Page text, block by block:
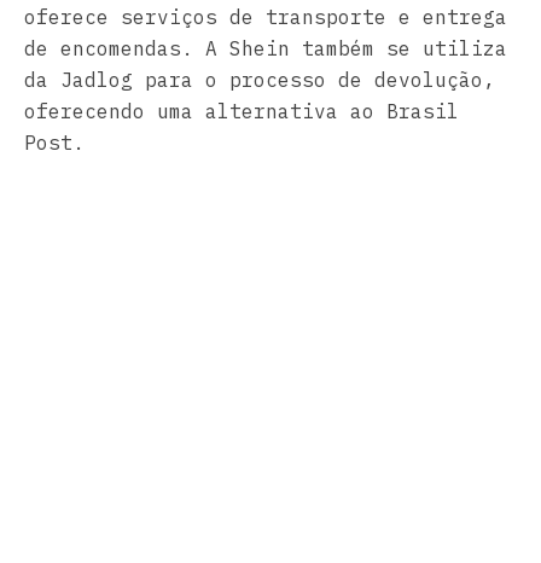
oferece serviços de transporte e entrega
de encomendas. A Shein também se utiliza
da Jadlog para o processo de devolução,
oferecendo uma alternativa ao Brasil
Post.